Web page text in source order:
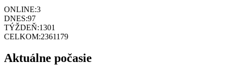
ONLINE:3
DNES:97
TÝŽDEŇ:1301
CELKOM:2361179
Aktuálne počasie